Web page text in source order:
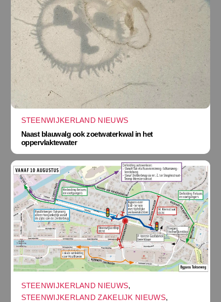
STEENWIJKERLAND NIEUWS
Naast blauwalg ook zoetwaterkwal in het
oppervlaktewater
STEENWIJKERLAND NIEUWS,
STEENWIJKERLAND ZAKELIJK NIEUWS,